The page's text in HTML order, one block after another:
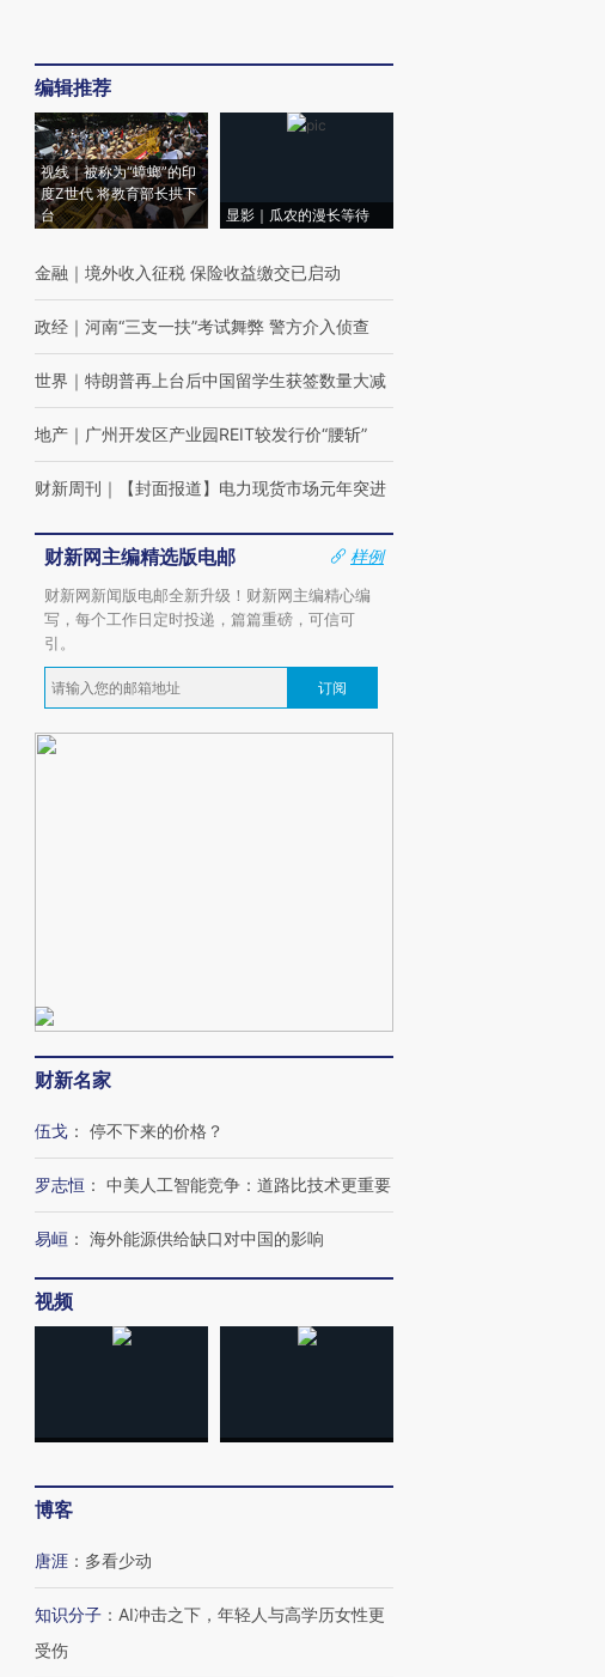
编辑推荐
视线｜被称为“蟑螂”的印
度Z世代 将教育部长拱下
台
显影｜瓜农的漫长等待
金融 ｜ 境外收入征税 保险收益缴交已启动
政经 ｜ 河南“三支一扶”考试舞弊 警方介入侦查
世界 ｜ 特朗普再上台后中国留学生获签数量大减
地产 ｜ 广州开发区产业园REIT较发行价“腰斩”
财新周刊 ｜ 【封面报道】电力现货市场元年突进
财新网主编精选版电邮
样例
财新网新闻版电邮全新升级！财新网主编精心编
写，每个工作日定时投递，篇篇重磅，可信可
引。
订阅
财新名家
伍戈 ： 停不下来的价格？
罗志恒 ： 中美人工智能竞争：道路比技术更重要
易峘 ： 海外能源供给缺口对中国的影响
视频
博客
唐涯 ： 多看少动
知识分子 ： AI冲击之下，年轻人与高学历女性更
受伤